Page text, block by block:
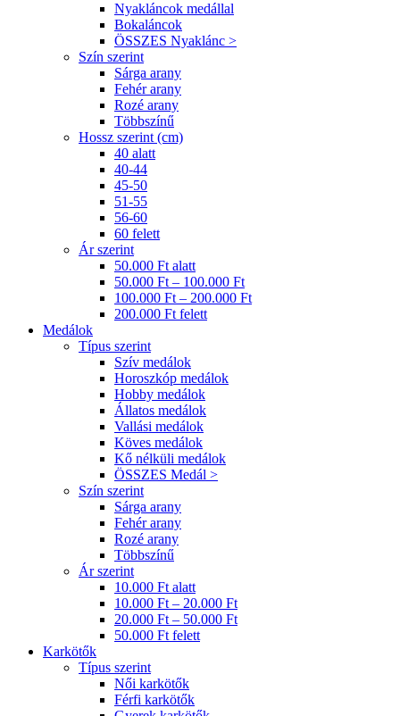
Nyakláncok medállal
Bokaláncok
ÖSSZES Nyaklánc >
Szín szerint
Sárga arany
Fehér arany
Rozé arany
Többszínű
Hossz szerint (cm)
40 alatt
40-44
45-50
51-55
56-60
60 felett
Ár szerint
50.000 Ft alatt
50.000 Ft – 100.000 Ft
100.000 Ft – 200.000 Ft
200.000 Ft felett
Medálok
Típus szerint
Szív medálok
Horoszkóp medálok
Hobby medálok
Állatos medálok
Vallási medálok
Köves medálok
Kő nélküli medálok
ÖSSZES Medál >
Szín szerint
Sárga arany
Fehér arany
Rozé arany
Többszínű
Ár szerint
10.000 Ft alatt
10.000 Ft – 20.000 Ft
20.000 Ft – 50.000 Ft
50.000 Ft felett
Karkötők
Típus szerint
Női karkötők
Férfi karkötők